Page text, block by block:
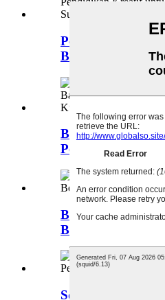
Pelangi
Bangunan
Blok Bangunan
Pembelajaran
Bentuk Gajah
Bayi Alami Ru...
Squeeze Play